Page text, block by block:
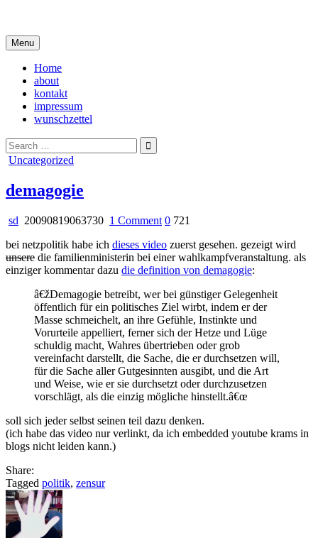
content
Menu
Home
about
kontakt
impressum
wunschzettel
Search
for:
Posted
Uncategorized
demagogie
sd 20090819063730 1 Commenton
0 721
bei netzpolitik habe ich dieses video zuerst gesehen. gezeigt wird
unsere die familienministerin bei einer wahlkampfveranstaltung. als
einziger kommentar dazu die definition von demagogie:
â€žDemagogie betreibt, wer bei günstiger Gelegenheit
öffentlich für ein politisches Ziel wirbt, indem er der
Masse schmeichelt, an ihre Gefühle, Instinkte und
Vorurteile appelliert, ferner sich der Hetze und Lüge
schuldig macht, Wahres übertrieben oder grob
vereinfacht darstellt, die Sache, die er durchsetzen will,
für die Sache aller Gutgesinnten ausgibt, und die Art
und Weise, wie er sie durchsetzt oder durchzusetzen
vorschlägt, als die einzig mögliche hinstellt.â€œ
soll sich jeder selbst seinen teil dazu denken.
(ich habe das video nur verlinkt, da ich embedded youtube krams in
blogs nicht leiden kann.)
Share:
Tagged politik, zensur